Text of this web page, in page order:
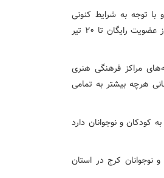
با توجه به شرایط کنونی
کشور و به منظور قدردانی از خانواده‌ها و ایجاد زمینه برای حضور تمامی علاقه‌مندان، از عضویت رایگان تا ۲۰ تیر
مراکز فرهنگی هنری
هرچه بیشتر به تمامی
و نوجوانان دارد
نوجوانان کرج در استان